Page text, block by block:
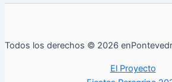
Todos los derechos © 2026
El Proyecto